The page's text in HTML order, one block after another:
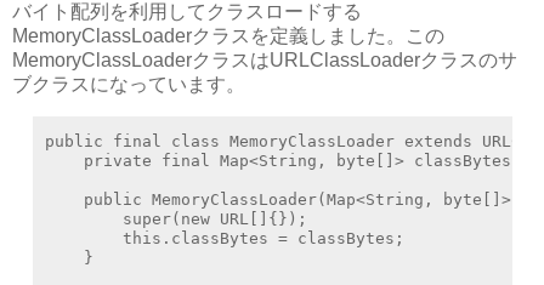
バイト配列を利用してクラスロードする
MemoryClassLoaderクラスを定義しました。この
MemoryClassLoaderクラスはURLClassLoaderクラスのサ
ブクラスになっています。
public final class MemoryClassLoader extends
    private final Map<String, byte[]> classBytes;
public MemoryClassLoader(Map<String, byte[]>
        super(new URL[]{});
        this.classBytes = classBytes;
    }